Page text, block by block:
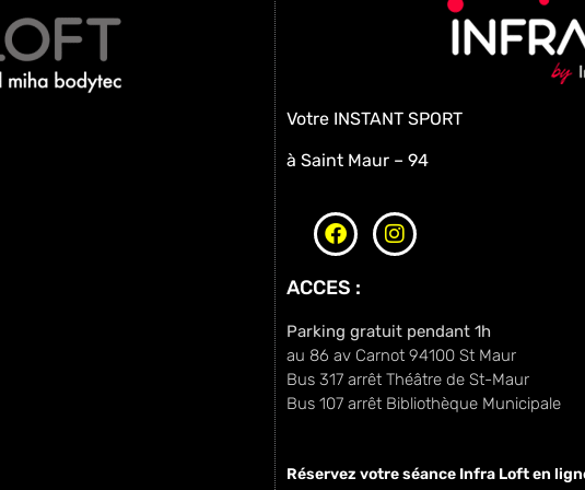
Votre INSTANT SPORT
à Saint Maur – 94
ACCES :
Parking gratuit pendant 1h
au 86 av Carnot 94100 St Maur
Bus 317 arrêt Théâtre de St-Maur
Bus 107 arrêt Bibliothèque Municipale
Réservez votre séance Infra Loft en